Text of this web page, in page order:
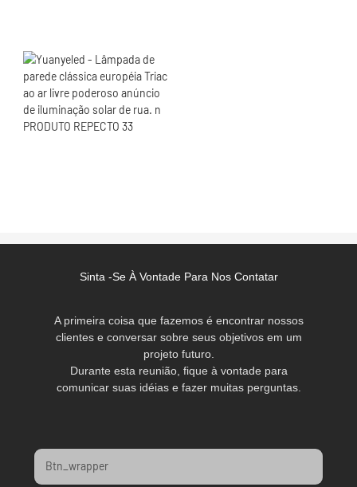
Sinta -se À Vontade Para Nos Contatar
A primeira coisa que fazemos é encontrar nossos
clientes e conversar sobre seus objetivos em um
projeto futuro.
Durante esta reunião, fique à vontade para
comunicar suas idéias e fazer muitas perguntas.
Btn_wrapper